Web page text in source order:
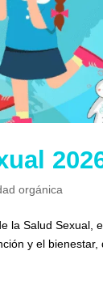
orgánica
la Salud Sexual,
y el